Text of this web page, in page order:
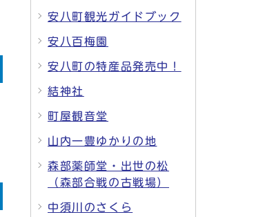
安八町観光ガイドブック
安八百梅園
安八町の特産品発売中！
結神社
町屋観音堂
山内一豊ゆかりの地
森部薬師堂・出世の松
（森部合戦の古戦場）
中須川のさくら